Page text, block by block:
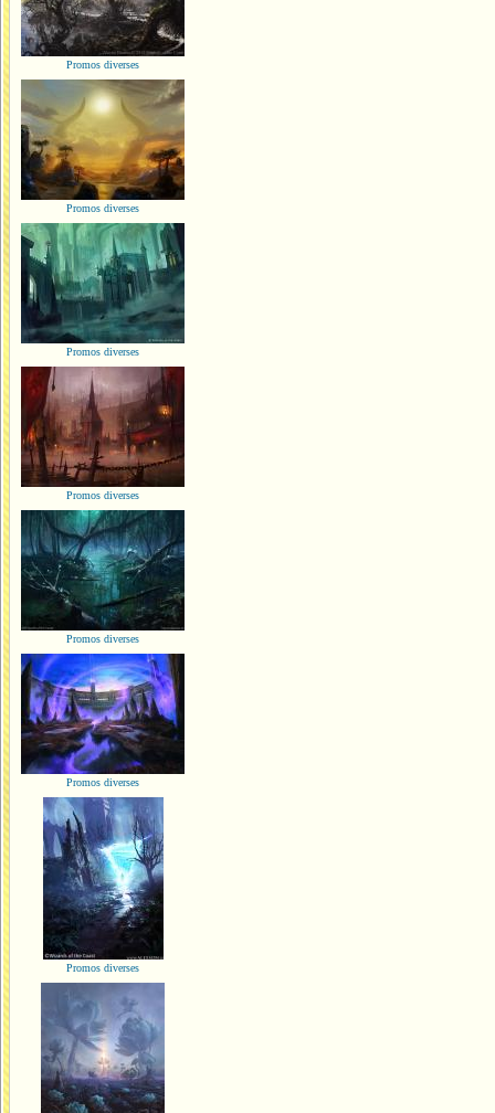
Promos diverses
Promos diverses
Promos diverses
Promos diverses
Promos diverses
Promos diverses
Promos diverses